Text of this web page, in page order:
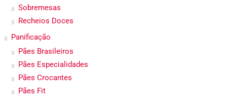
Sobremesas
Recheios Doces
Panificação
Pães Brasileiros
Pães Especialidades
Pães Crocantes
Pães Fit